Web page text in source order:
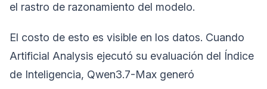
el rastro de razonamiento del modelo.
El costo de esto es visible en los datos. Cuando
Artificial Analysis ejecutó su evaluación del Índice
de Inteligencia, Qwen3.7-Max generó